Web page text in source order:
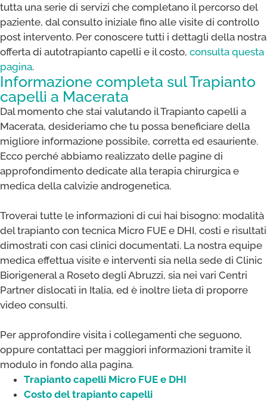
tutta una serie di servizi che completano il percorso del
paziente, dal consulto iniziale fino alle visite di controllo
post intervento. Per conoscere tutti i dettagli della nostra
offerta di autotrapianto capelli e il costo, consulta questa
pagina.
Informazione completa sul Trapianto
capelli a Macerata
Dal momento che stai valutando il Trapianto capelli a
Macerata, desideriamo che tu possa beneficiare della
migliore informazione possibile, corretta ed esauriente.
Ecco perché abbiamo realizzato delle pagine di
approfondimento dedicate alla terapia chirurgica e
medica della calvizie androgenetica.
Troverai tutte le informazioni di cui hai bisogno: modalità
del trapianto con tecnica Micro FUE e DHI, costi e risultati
dimostrati con casi clinici documentati. La nostra equipe
medica effettua visite e interventi sia nella sede di Clinic
Biorigeneral a Roseto degli Abruzzi, sia nei vari Centri
Partner dislocati in Italia, ed è inoltre lieta di proporre
video consulti.
Per approfondire visita i collegamenti che seguono,
oppure contattaci per maggiori informazioni tramite il
modulo in fondo alla pagina.
Trapianto capelli Micro FUE e DHI
Costo del trapianto capelli